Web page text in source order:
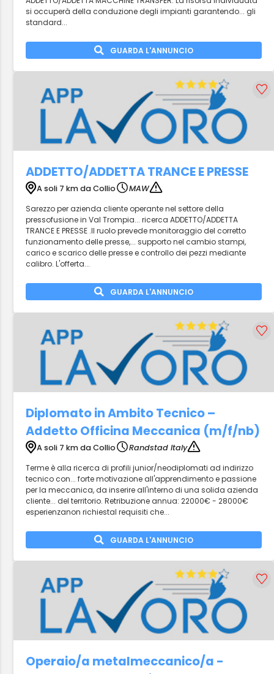
si occuperà della conduzione degli impianti garantendo... gli
standard...
GUARDA L'ANNUNCIO
ADDETTO/ADDETTA TRANCE E PRESSE
A soli 7 km da Collio
MAW
Sarezzo per azienda cliente operante nel settore della
pressofusione in Val Trompia... ricerca ADDETTO/ADDETTA
TRANCE E PRESSE .Il ruolo prevede monitoraggio del corretto
funzionamento delle presse,... supporto nel cambio stampi,
carico e scarico delle presse e controllo dei pezzi mediante
calibro. L'offerta...
GUARDA L'ANNUNCIO
Diplomato in Ambito Tecnico –
Addetto Officina Meccanica (m/f/nb)
A soli 7 km da Collio
Randstad Italy
Terme è alla ricerca di profili junior/neodiplomati ad indirizzo
tecnico con... forte motivazione all'apprendimento e passione
per la meccanica, da inserire all'interno di una solida azienda
cliente... del territorio. Retribuzione annua: 22000€ - 28000€
esperienzanon richiestaI requisiti che...
GUARDA L'ANNUNCIO
Operaio/a metalmeccanico/a -